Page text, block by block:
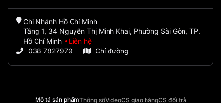
Chi Nhánh Hồ Chí Minh
Tầng 1, 34 Nguyễn Thị Minh Khai, Phường Sài Gòn, TP.
Hồ Chí Minh
Liên hệ
038 7827979
Chỉ đường
Mô tả sản phẩmThông sốVideoCS giao hàngCS đổi trả